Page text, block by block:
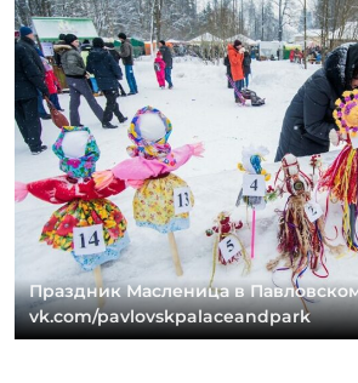
Праздник Масленица в
vk.com/pavlovskpalaceandpark